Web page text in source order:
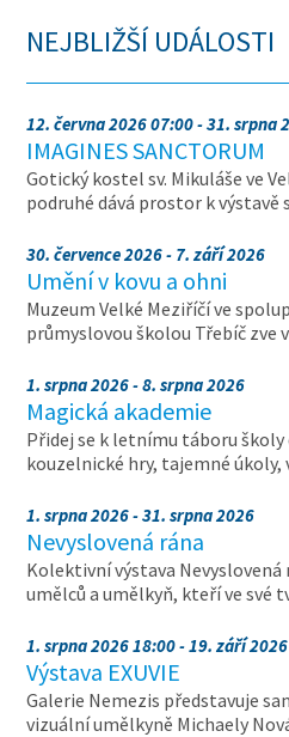
NEJBLIŽŠÍ UDÁLOSTI
12. června 2026 07:00 - 31. srpna
IMAGINES SANCTORUM
Gotický kostel sv. Mikuláše ve
podruhé dává prostor k
30. července 2026 - 7. září 2026
Umění v kovu a ohni
Muzeum Velké Meziříčí ve
průmyslovou školou Třebíč
1. srpna 2026 - 8. srpna 2026
Magická akademie
Přidej se k letnímu táboru školy
kouzelnické hry, tajemné
1. srpna 2026 - 31. srpna 2026
Nevyslovená rána
Kolektivní výstava Nevyslovená
umělců a umělkyň, kteří ve
1. srpna 2026 18:00 - 19. září 2026
Výstava EXUVIE
Galerie Nemezis představuje
vizuální umělkyně Michaely